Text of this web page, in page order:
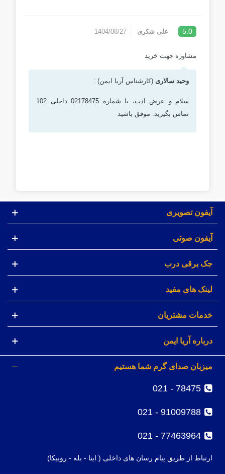
5.0 علی شکری 1404/08/27
مشاوره جهت خرید
وحید سالاری (کارشناس آریا ایمن) :
سلام و عرض ادب، با شماره 02178475 داخلی 102
تماس بگیرید. موفق باشید
آیفون تصویری
آیفون صوتی
جک برقی درب
لینک های مفید
خدمات مشتریان
درباره آریا ایمن
میزبان صدای گرم شما هستیم
78475 - 021
91009788 - 021
77463964 - 021
ارتباط از طریق پیام رسان های داخلی ( ایتا - بله - روبیکا)